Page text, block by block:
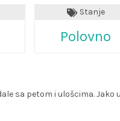
Stanje
Polovno
sa petom i ulošcima. Jako